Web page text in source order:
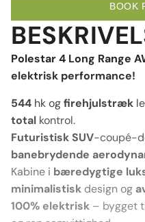
BOOK
Polestar 4 Long Range
elektrisk performance!
544 hk ogfirehjulstræk
total kontrol.
FuturistiskSUV-coupé-
banebrydende
Kabine i bæredygtige
minimalistisk design og
100% elektrisk – bygget